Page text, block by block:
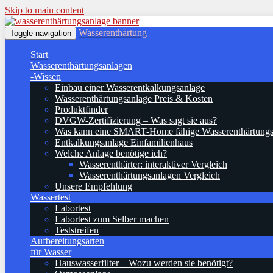
Skip to main content
Toggle navigation Wasserenthärtung
Start
Wasserenthärtungsanlagen
-Wissen
Einbau einer Wasserentkalkungsanlage
Wasserenthärtungsanlage Preis & Kosten
Produktfinder
DVGW-Zertifizierung – Was sagt sie aus?
Was kann eine SMART-Home fähige
Entkalkungsanlage Einfamilienhaus
Welche Anlage benötige ich?
Wasserenthärter: interaktiver Vergleich
Wasserenthärtungsanlagen Vergleich
Unsere Empfehlung
Wassertest
Labortest
Labortest zum Selber machen
Teststreifen
Aufbereitungsarten
für Wasser
Hauswasserfilter – Wozu werden sie benötigt?